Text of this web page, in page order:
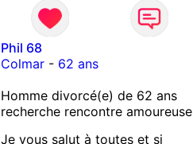
Phil 68
Colmar - 62 ans
Homme divorcé(e) de 62 ans
recherche rencontre amoureuse
Je vous salut à toutes et si